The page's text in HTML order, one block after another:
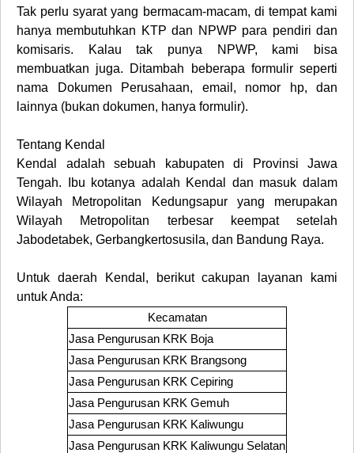
Tak perlu syarat yang bermacam-macam, di tempat kami
hanya membutuhkan KTP dan NPWP para pendiri dan
komisaris. Kalau tak punya NPWP, kami bisa
membuatkan juga. Ditambah beberapa formulir seperti
nama Dokumen Perusahaan, email, nomor hp, dan
lainnya (bukan dokumen, hanya formulir).
Tentang Kendal
Kendal adalah sebuah kabupaten di Provinsi Jawa
Tengah. Ibu kotanya adalah Kendal dan masuk dalam
Wilayah Metropolitan Kedungsapur yang merupakan
Wilayah Metropolitan terbesar keempat setelah
Jabodetabek, Gerbangkertosusila, dan Bandung Raya.
Untuk daerah Kendal , berikut cakupan layanan kami
untuk Anda:
Kecamatan
Jasa Pengurusan KRK Boja
Jasa Pengurusan KRK Brangsong
Jasa Pengurusan KRK Cepiring
Jasa Pengurusan KRK Gemuh
Jasa Pengurusan KRK Kaliwungu
Jasa Pengurusan KRK Kaliwungu Selatan